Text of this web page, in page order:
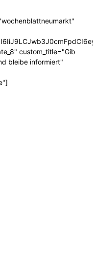
custom_title="Gib
bleibe informiert"